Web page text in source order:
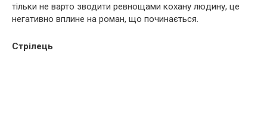
тільки не варто зводити ревнощами кохану людину, це
негативно вплине на роман, що починається.
Стрілець